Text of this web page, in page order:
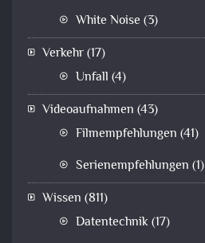
White Noise (3)
Verkehr(17)
Unfall (4)
Videoaufnahmen (43)
Filmempfehlungen (41)
Serienempfehlungen (1)
Wissen (811)
Datentechnik(17)